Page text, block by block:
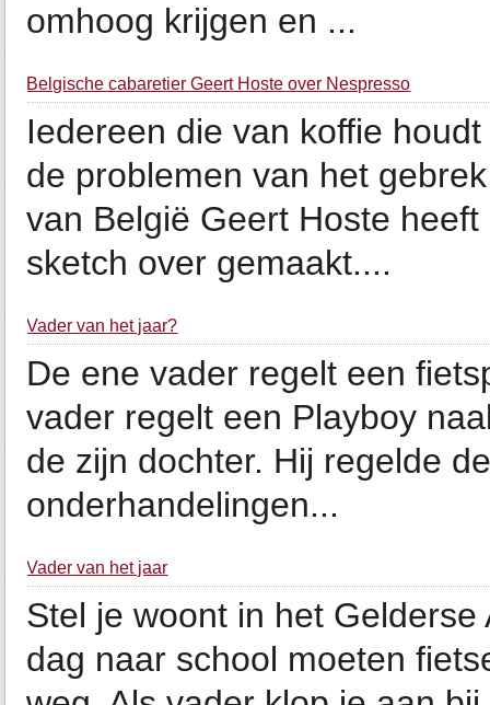
omhoog krijgen en ...
Belgische cabaretier Geert Hoste over Nespresso
Iedereen die van koffie
de problemen van het
van België Geert Hoste
sketch over gemaakt....
Vader van het jaar?
De ene vader regelt een
vader regelt een Playboy
de zijn dochter. Hij regelde
onderhandelingen...
Vader van het jaar
Stel je woont in het
dag naar school moeten